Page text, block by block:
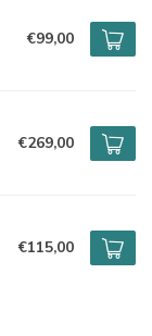
€99,00
€269,00
€115,00